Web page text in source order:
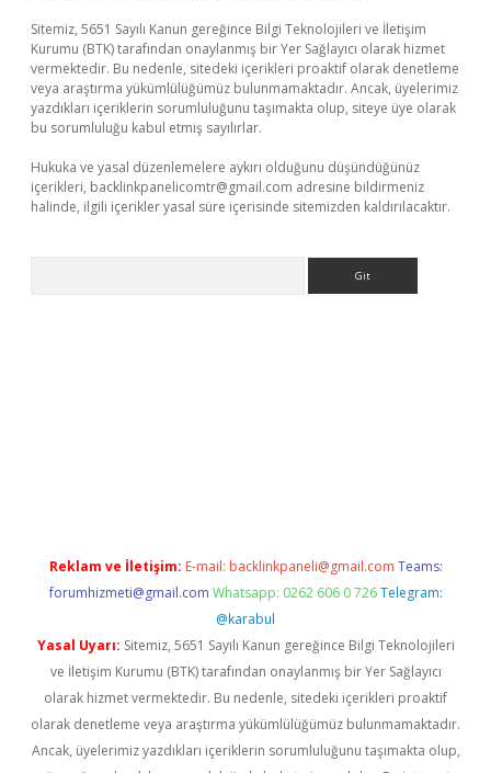
Sitemiz, 5651 Sayılı Kanun gereğince Bilgi Teknolojileri ve İletişim
Kurumu (BTK) tarafından onaylanmış bir Yer Sağlayıcı olarak hizmet
vermektedir. Bu nedenle, sitedeki içerikleri proaktif olarak denetleme
veya araştırma yükümlülüğümüz bulunmamaktadır. Ancak, üyelerimiz
yazdıkları içeriklerin sorumluluğunu taşımakta olup, siteye üye olarak
bu sorumluluğu kabul etmiş sayılırlar.
Hukuka ve yasal düzenlemelere aykırı olduğunu düşündüğünüz
içerikleri, backlinkpanelicomtr@gmail.com adresine bildirmeniz
halinde, ilgili içerikler yasal süre içerisinde sitemizden kaldırılacaktır.
Reklam ve İletişim: E-mail: backlinkpaneli@gmail.com Teams:
forumhizmeti@gmail.com Whatsapp: 0262 606 0 726 Telegram:
@karabul
Yasal Uyarı: Sitemiz, 5651 Sayılı Kanun gereğince Bilgi Teknolojileri
ve İletişim Kurumu (BTK) tarafından onaylanmış bir Yer Sağlayıcı
olarak hizmet vermektedir. Bu nedenle, sitedeki içerikleri proaktif
olarak denetleme veya araştırma yükümlülüğümüz bulunmamaktadır.
Ancak, üyelerimiz yazdıkları içeriklerin sorumluluğunu taşımakta olup,